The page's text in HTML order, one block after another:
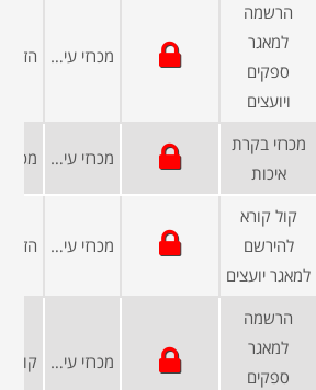
הרשמה
למאגר
ספקים
ויועצים
מכרזי עיריות ומועצות
מכרזי בקרת
איכות
מכרזי עיריות ומועצות
קול קורא
להירשם
למאגר יועצים
מכרזי עיריות ומועצות
הרשמה
למאגר
ספקים
מכרזי עיריות ומועצות